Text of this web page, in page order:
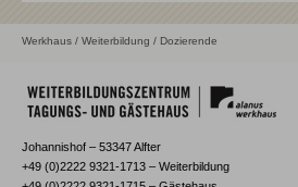
Werkhaus / Weiterbildung / Dozierende
Johannishof – 53347 Alfter
+49 (0)2222 9321-1713 – Weiterbildung